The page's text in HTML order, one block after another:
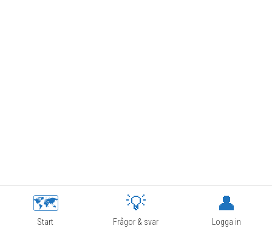
🗺
Start
💡
Frågor & svar
👤
Logga in